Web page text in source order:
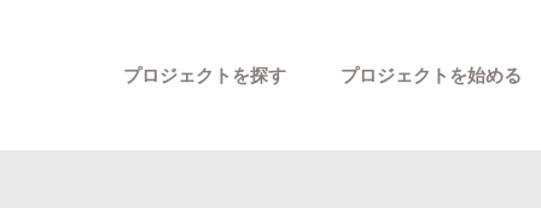
プロジェクトを探す プロジェクトを始める